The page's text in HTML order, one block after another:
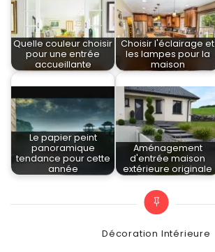
Quelle couleur choisir
pour une entrée
accueillante
Choisir l'éclairage et
les lampes pour la
maison
Le papier peint
panoramique
tendance pour cette
année
Aménagement
d'entrée maison
extérieure originale
Categories
Décoration Intérieure